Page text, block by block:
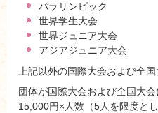
パラリンピック
世界学生大会
世界ジュニア大会
アジアジュニア大会
上記以外の国際大会および
団体が国際大会および全国大
15,000円×人数（5人を限度とし